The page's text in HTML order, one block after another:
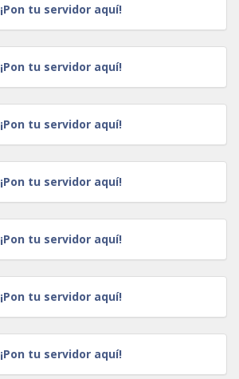
¡Pon tu servidor aquí!
¡Pon tu servidor aquí!
¡Pon tu servidor aquí!
¡Pon tu servidor aquí!
¡Pon tu servidor aquí!
¡Pon tu servidor aquí!
¡Pon tu servidor aquí!